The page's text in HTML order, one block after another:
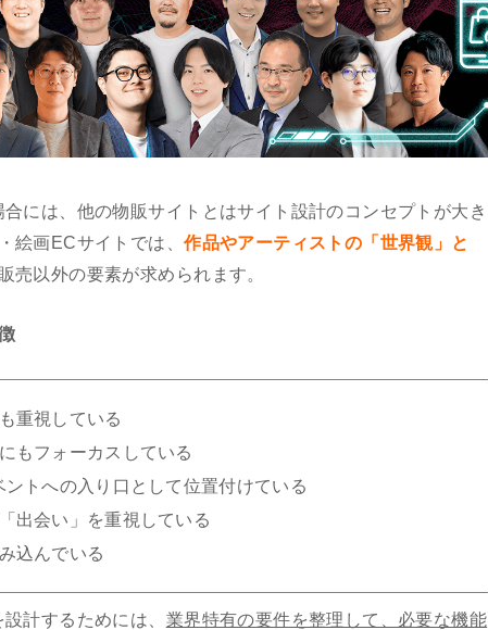
には、他の物販サイトとはサイト設計のコンセプトが大き
絵画ECサイトでは、作品やアーティストの「世界観」と
売以外の要素が求められます。
重視している
もフォーカスしている
トへの入り口として位置付けている
出会い」を重視している
込んでいる
計するためには、 業界特有の要件を整理して、必要な機能